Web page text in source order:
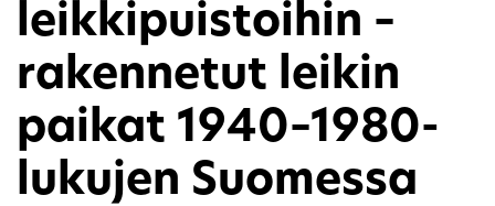
leikkipuistoihin –
rakennetut leikin
paikat 1940–1980-
lukujen Suomessa